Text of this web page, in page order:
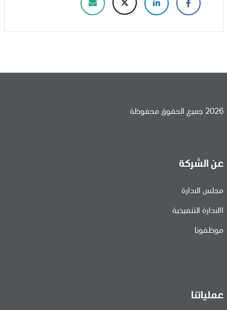
2026 جميع الحقوق محفوظة
عن الشركة
مجلس الادارة
االادارة التنفيذية
موظفونا
عملياتنا